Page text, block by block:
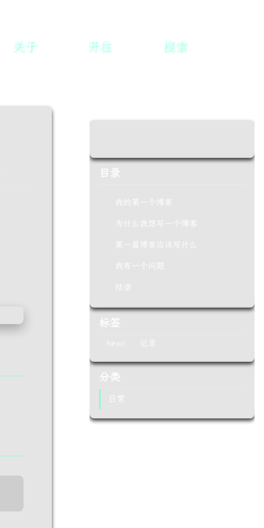
关于 开往 搜索
目录
我的第一个博客
为什么我想写一个博客
第一篇博客应该写什么
我有一个问题
结语
标签
hexo 记录
分类
日常